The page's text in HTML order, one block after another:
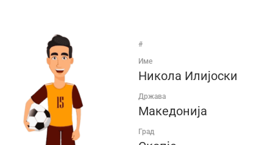
#
Име
Никола Илијоски
Држава
Македонија
Град